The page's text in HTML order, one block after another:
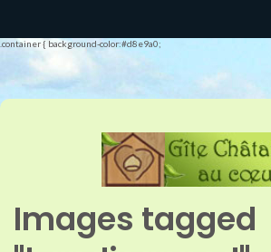
.container { background-color:#d8e9a0;
Images tagged